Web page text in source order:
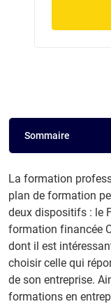
Sommaire
La formation
plan de formation
deux dispositifs : le
formation financée
dont il est
choisir celle qui
de son entreprise.
formations en